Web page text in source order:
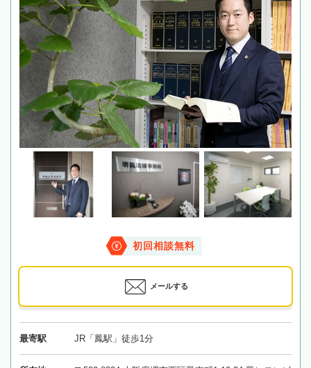
初回相談無料
メールする
最寄駅 JR「鳳駅」徒歩1分